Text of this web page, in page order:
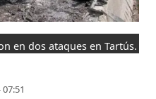
en dos ataques en Tartús.